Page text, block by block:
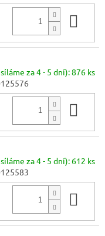
za 4 - 5 dní):876 ks
za 4 - 5 dní): 612 ks